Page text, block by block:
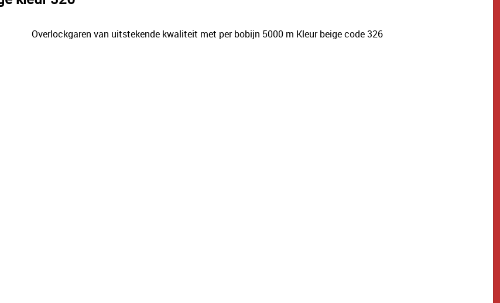
Overlockgaren van uitstekende kwaliteit met per bobijn 5000 m Kleur beige code 326